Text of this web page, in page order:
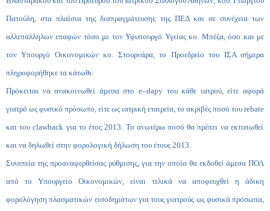
Πατούλη, στα πλαίσια της διαπραγμάτευσης της ΠΕΔ και σε συνέχεια των
αλλεπάλληλων επαφών τόσο με τον Υφυπουργό Υγείας κο. Μπέζα, όσο και με
τον Υπουργό Οικονομικών κο. Στουρνάρα, το Προεδρείο του ΙΣΑ σήμερα
πληροφορήθηκε τα κάτωθι:
Πρόκειται να ανακοινωθεί άμεσα στο e–dapy του κάθε ιατρού, είτε αφορά
γιατρό ως φυσικό πρόσωπο, είτε ως ιατρική εταιρεία, το ακριβές ποσό του rebate
και τουclawback για το έτος 2013. Το ανωτέρω ποσό θα πρέπει να εκτυπωθεί
και να δηλωθεί στην φορολογική δήλωση του έτους 2013.
Συνεπεία της προαναφερθείσας ρύθμισης, για την οποία θα εκδοθεί άμεσα ΠΟΛ
από το Υπουργείο Οικονομικών, είναι τελικά να αποφευχθεί η άδικη
φορολόγηση πλασματικών εισοδημάτων για τους γιατρούς ως φυσικά πρόσωπα,